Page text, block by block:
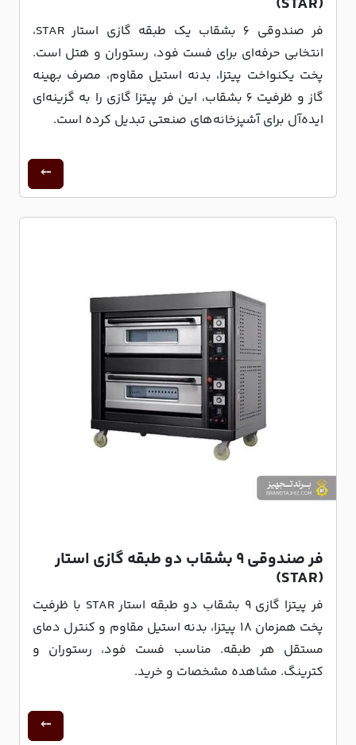
فر صندوقی 6 بشقاب یک طبقه گازی استار STAR،
انتخابی حرفه‌ای برای فست فود، رستوران و هتل است.
پخت یکنواخت پیتزا، بدنه استیل مقاوم، مصرف بهینه
گاز و ظرفیت 6 بشقاب، این فر پیتزا گازی را به گزینه‌ای
ایده‌آل برای آشپزخانه‌های صنعتی تبدیل کرده است.
فر صندوقی 9 بشقاب دو طبقه گازی استار
(STAR)
فر پیتزا گازی 9 بشقاب دو طبقه استار STAR با ظرفیت
پخت همزمان 18 پیتزا، بدنه استیل مقاوم و کنترل دمای
مستقل هر طبقه. مناسب فست فود، رستوران و
کترینگ. مشاهده مشخصات و خرید.